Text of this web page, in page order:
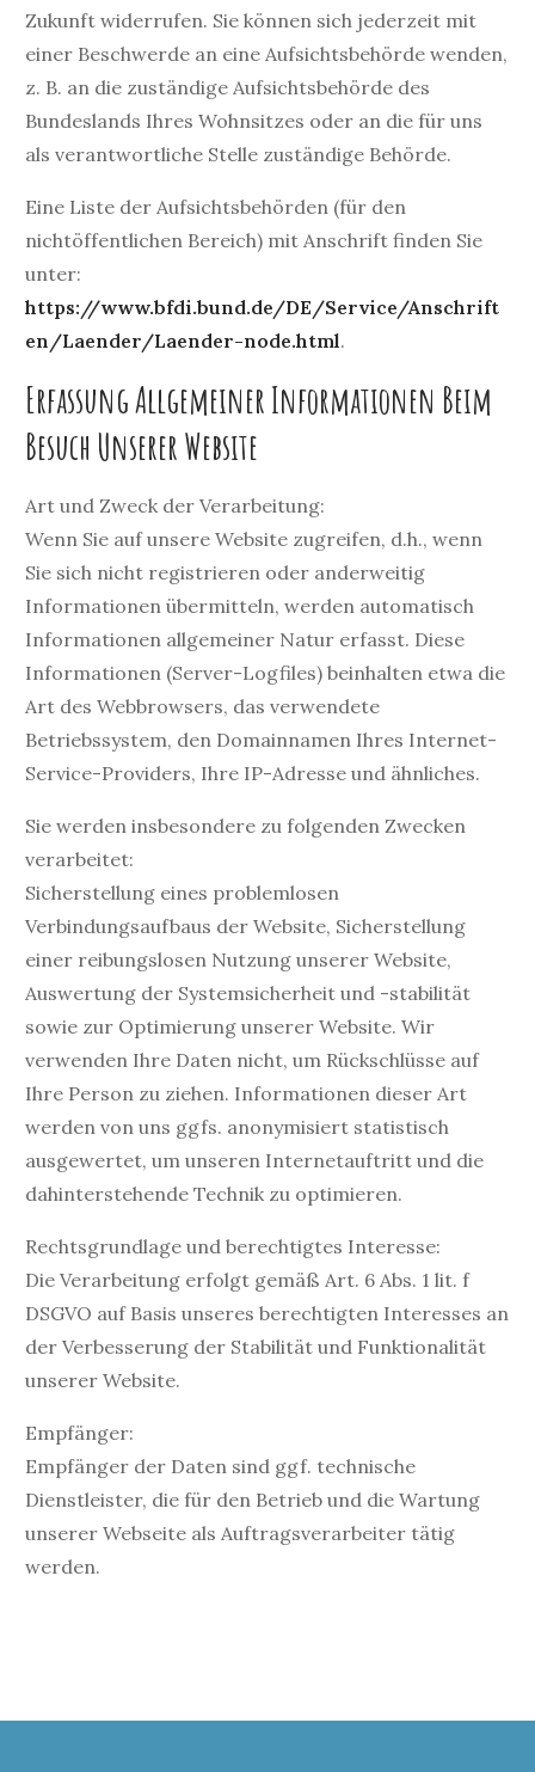
Zukunft widerrufen. Sie können sich jederzeit mit
einer Beschwerde an eine Aufsichtsbehörde wenden,
z. B. an die zuständige Aufsichtsbehörde des
Bundeslands Ihres Wohnsitzes oder an die für uns
als verantwortliche Stelle zuständige Behörde.
Eine Liste der Aufsichtsbehörden (für den
nichtöffentlichen Bereich) mit Anschrift finden Sie
unter:
https://www.bfdi.bund.de/DE/Service/Anschrift
en/Laender/Laender-node.html.
Erfassung Allgemeiner Informationen Beim
Besuch Unserer Website
Art und Zweck der Verarbeitung:
Wenn Sie auf unsere Website zugreifen, d.h., wenn
Sie sich nicht registrieren oder anderweitig
Informationen übermitteln, werden automatisch
Informationen allgemeiner Natur erfasst. Diese
Informationen (Server-Logfiles) beinhalten etwa die
Art des Webbrowsers, das verwendete
Betriebssystem, den Domainnamen Ihres Internet-
Service-Providers, Ihre IP-Adresse und ähnliches.
Sie werden insbesondere zu folgenden Zwecken
verarbeitet:
Sicherstellung eines problemlosen
Verbindungsaufbaus der Website, Sicherstellung
einer reibungslosen Nutzung unserer Website,
Auswertung der Systemsicherheit und -stabilität
sowie zur Optimierung unserer Website. Wir
verwenden Ihre Daten nicht, um Rückschlüsse auf
Ihre Person zu ziehen. Informationen dieser Art
werden von uns ggfs. anonymisiert statistisch
ausgewertet, um unseren Internetauftritt und die
dahinterstehende Technik zu optimieren.
Rechtsgrundlage und berechtigtes Interesse:
Die Verarbeitung erfolgt gemäß Art. 6 Abs. 1 lit. f
DSGVO auf Basis unseres berechtigten Interesses an
der Verbesserung der Stabilität und Funktionalität
unserer Website.
Empfänger:
Empfänger der Daten sind ggf. technische
Dienstleister, die für den Betrieb und die Wartung
unserer Webseite als Auftragsverarbeiter tätig
werden.